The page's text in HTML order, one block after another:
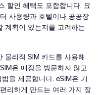
할인 혜택도 포함합니다. 요
사용량과 호텔이나 공공장
계획이 있는지를 고려하는
물리적 SIM 카드를 사용해
은 매장을 방문하지 않고
을 제공합니다. eSIM은 기
리하게 만드는 여러 가지 장